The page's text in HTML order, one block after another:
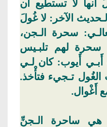
أَنها لا تستطيع أَن
الآخر: لا غُولَ
: سحرة الـجن،
سحرة لهم تلبـيس
أَيوب: كان لـي
الغُول تـجيء فتأْخذ.
أَغْوال.
هي ساحرة الـجنِّ